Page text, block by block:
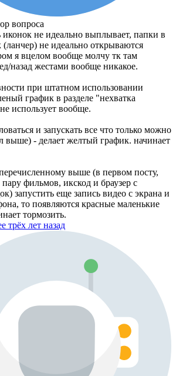
вопроса
иконок не идеально выплывает, папки в
не идеально открываются
я вцелом вообще молчу тк там
назад жестами вообще никакое.
при штатном использовании
график в разделе "нехватка
использует вообще.
и запускать все что только можно
выше) - делает желтый график. начинает
выше (в первом посту,
фильмов, икскод и браузер с
запустить еще запись видео с экрана и
то появляются красные маленькие
тормозить.
трёх лет назад